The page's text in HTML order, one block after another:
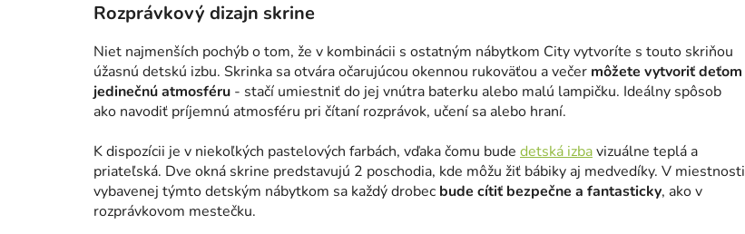
Rozprávkový dizajn skrine
Niet najmenších pochýb o tom, že v kombinácii s ostatným nábytkom City vytvoríte s touto skriňou
úžasnú detskú izbu. Skrinka sa otvára očarujúcou okennou rukoväťou a večer môžete vytvoriť deťom
jedinečnú atmosféru - stačí umiestniť do jej vnútra baterku alebo malú lampičku. Ideálny spôsob
ako navodiť príjemnú atmosféru pri čítaní rozprávok, učení sa alebo hraní.
K dispozícii je v niekoľkých pastelových farbách, vďaka čomu bude detská izbavizuálne teplá a
priateľská. Dve okná skrine predstavujú 2 poschodia, kde môžu žiť bábiky aj medvedíky. V miestnosti
vybavenej týmto detským nábytkom sa každý drobec bude cítiť bezpečne a fantasticky, ako v
rozprávkovom mestečku.